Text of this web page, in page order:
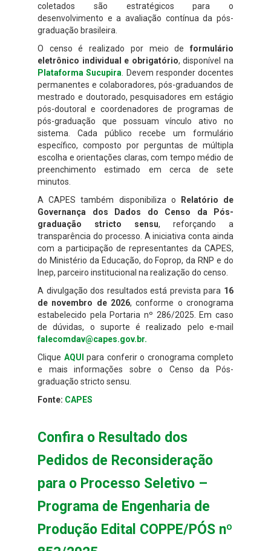
coletados são estratégicos para o
desenvolvimento e a avaliação contínua da pós-
graduação brasileira.
O censo é realizado por meio de formulário
eletrônico individual e obrigatório, disponível na
Plataforma Sucupira . Devem responder docentes
permanentes e colaboradores, pós-graduandos de
mestrado e doutorado, pesquisadores em estágio
pós-doutoral e coordenadores de programas de
pós-graduação que possuam vínculo ativo no
sistema. Cada público recebe um formulário
específico, composto por perguntas de múltipla
escolha e orientações claras, com tempo médio de
preenchimento estimado em cerca de sete
minutos.
A CAPES também disponibiliza o
Relatório de
Governança dos Dados do Censo da Pós-
graduação stricto sensu, reforçando a
transparência do processo. A iniciativa conta ainda
com a participação de representantes da CAPES,
do Ministério da Educação, do Foprop, da RNP e do
Inep, parceiro institucional na realização do censo.
A divulgação dos resultados está prevista para 16
de novembro de 2026, conforme o cronograma
estabelecido pela Portaria nº 286/2025. Em caso
de dúvidas, o suporte é realizado pelo e-mail
falecomdav@capes.gov.br.
Clique AQUI para conferir o cronograma completo
e mais informações sobre o Censo da Pós-
graduação stricto sensu.
Fonte: CAPES
Confira o Resultado dos
Pedidos de Reconsideração
para o Processo Seletivo –
Programa de Engenharia de
Produção Edital COPPE/PÓS nº